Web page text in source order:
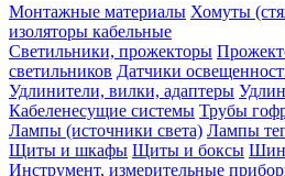
Монтажные материалы Хомуты
изоляторы кабельные
Светильники, прожекторы
светильников Датчики
Удлинители, вилки, адаптеры
Кабеленесущие системы Трубы
Лампы (источники света) Лампы
Щиты и шкафы Щиты и боксы
Инструмент, измерительные